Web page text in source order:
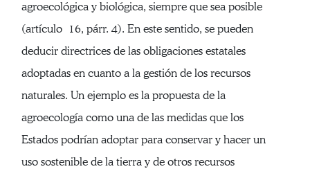
agroecológica y biológica, siempre que sea posible
(artículo 16, párr. 4). En este sentido, se pueden
deducir directrices de las obligaciones estatales
adoptadas en cuanto a la gestión de los recursos
naturales. Un ejemplo es la propuesta de la
agroecología como una de las medidas que los
Estados podrían adoptar para conservar y hacer un
uso sostenible de la tierra y de otros recursos